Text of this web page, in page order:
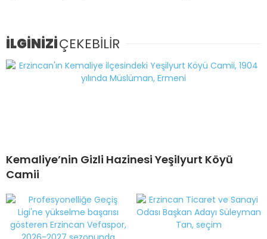
İLGİNİZİÇEKEBİLİR
Kemaliye’nin Gizli Hazinesi Yeşilyurt Köyü
Camii